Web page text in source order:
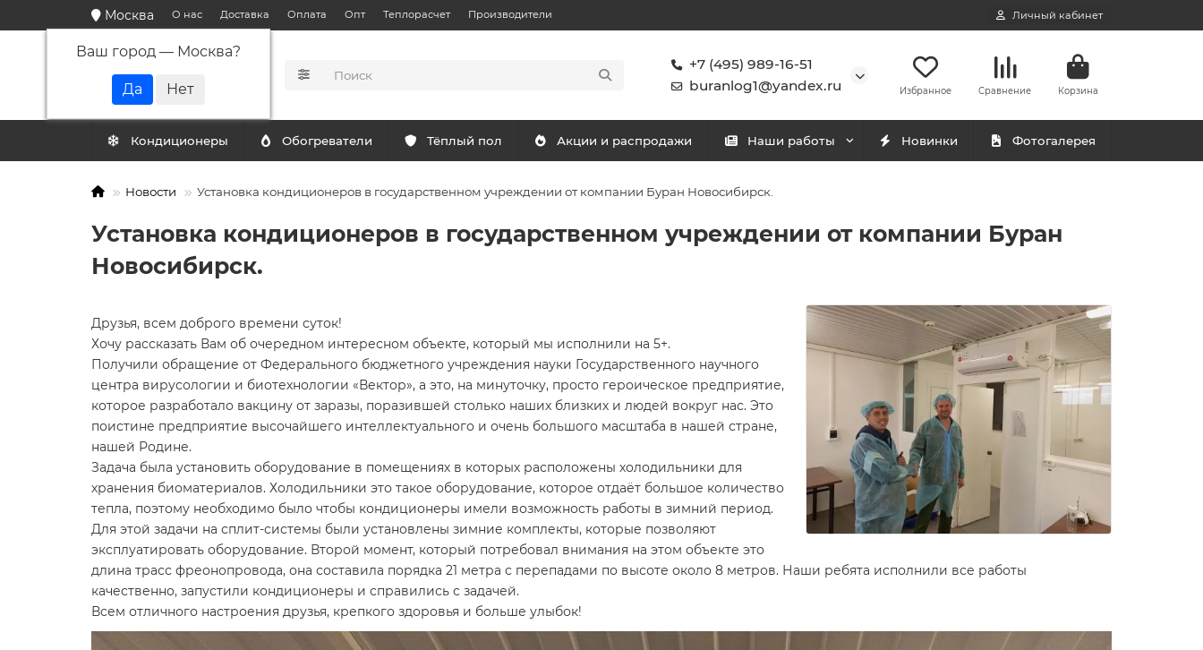
Москва
Ваш город — Москва?
О нас Доставка Оплата Опт Теплорасчет Производители Личный кабинет
+7 (495) 989-16-51
buranlog1@yandex.ru
Избранное Сравнение Корзина
Кондиционеры Обогреватели Тёплый пол Акции и распродажи Наши работы Новинки Фотогалерея
Новости Установка кондиционеров в государственном учреждении от компании Буран Новосибирск.
Установка кондиционеров в государственном учреждении от компании Буран
Новосибирск.
Друзья, всем доброго времени суток!
Хочу рассказать Вам об очередном интересном объекте, который мы исполнили на 5+.
Получили обращение от Федерального бюджетного учреждения науки Государственного научного
центра вирусологии и биотехнологии «Вектор», а это, на минуточку, просто героическое предприятие,
которое разработало вакцину от заразы, поразившей столько наших близких и людей вокруг нас. Это
поистине предприятие высочайшего интеллектуального и очень большого масштаба в нашей стране,
нашей Родине.
Задача была установить оборудование в помещениях в которых расположены холодильники для
хранения биоматериалов. Холодильники это такое оборудование, которое отдаёт большое количество
тепла, поэтому необходимо было чтобы кондиционеры имели возможность работы в зимний период.
Для этой задачи на сплит-системы были установлены зимние комплекты, которые позволяют
эксплуатировать оборудование. Второй момент, который потребовал внимания на этом объекте это
длина трасс фреонопровода, она составила порядка 21 метра с перепадами по высоте около 8 метров. Наши ребята исполнили все работы
качественно, запустили кондиционеры и справились с задачей.
Всем отличного настроения друзья, крепкого здоровья и больше улыбок!